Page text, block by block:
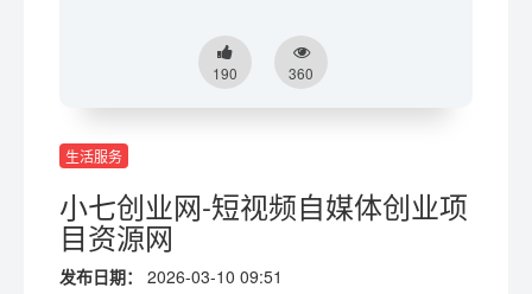
190 360
生活服务
小七创业网-短视频自媒体创业项
目资源网
发布日期：
2026-03-10 09:51